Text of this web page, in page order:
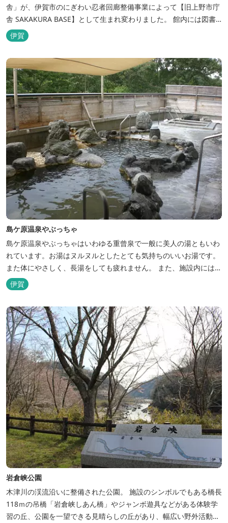
舎」が、伊賀市のにぎわい忍者回廊整備事業によって【旧上野市庁
舎 SAKAKURA BASE】として生まれ変わりました。 館内には図書
館やホテル、カフェがあるほか、観光案内所「伊賀市観光インフォ
メーションセンター」や伊賀の逸品を取り揃えた「伊賀百貨
Souvenir Shop」も併殺されています。
伊賀
島ケ原温泉やぶっちゃ
島ケ原温泉やぶっちゃはいわゆる重曾泉で一般に美人の湯ともいわ
れています。お湯はヌルヌルとしたとても気持ちのいいお湯です。
また体にやさしく、長湯をしても疲れません。 また、施設内にはオ
ートキャンプ場、デイキャンプ場、テニスコート、水遊び場（夏季
限定）、こんにゃくやパン作りの体験できる工房などがあります。
木津川（鯛ケ瀬）のほとりにある美しい自然を生かしたオートキャ
ンプやディキャンプ...
伊賀
岩倉峡公園
木津川の渓流沿いに整備された公園。 施設のシンボルでもある橋長
118ｍの吊橋「岩倉峡しあん橋」やジャンボ遊具などがある体験学
習の丘、公園を一望できる見晴らしの丘があり、幅広い野外活動に